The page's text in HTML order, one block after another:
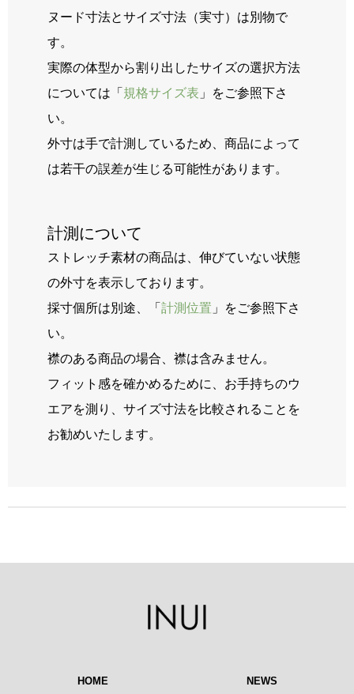
ヌード寸法とサイズ寸法（実寸）は別物で
す。
実際の体型から割り出したサイズの選択方法
については「 規格サイズ表 」をご参照下さ
い。
外寸は手で計測しているため、商品によって
は若干の誤差が生じる可能性があります。
計測について
ストレッチ素材の商品は、伸びていない状態
の外寸を表示しております。
採寸個所は別途、「 計測位置 」をご参照下さ
い。
襟のある商品の場合、襟は含みません。
フィット感を確かめるために、お手持ちのウ
エアを測り、サイズ寸法を比較されることを
お勧めいたします。
HOME NEWS